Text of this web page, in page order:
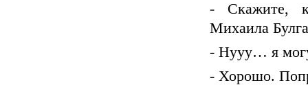
- Скажите,
Михаила
- Нууу… я
- Хорошо.